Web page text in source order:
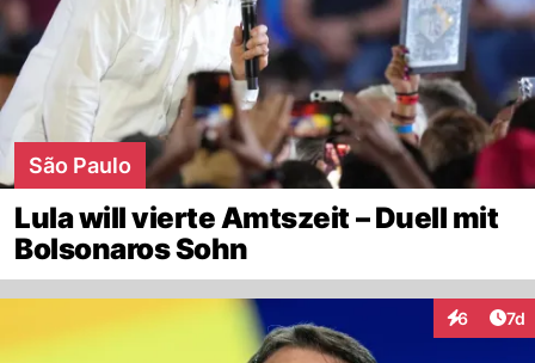
São Paulo
Lula will vierte Amtszeit – Duell mit
Bolsonaros Sohn
6 7d